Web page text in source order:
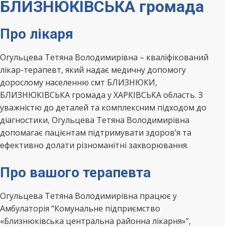
БЛИЗНЮКІВСЬКА громада
Про лікаря
Огульцева Тетяна Володимирівна – кваліфікований
лікар-терапевт, який надає медичну допомогу
дорослому населенню смт БЛИЗНЮКИ,
БЛИЗНЮКІВСЬКА громада у ХАРКІВСЬКА область. З
уважністю до деталей та комплексним підходом до
діагностики, Огульцева Тетяна Володимирівна
допомагає пацієнтам підтримувати здоров’я та
ефективно долати різноманітні захворювання.
Про вашого терапевта
Огульцева Тетяна Володимирівна працює у
Амбулаторія “Комунальне підприємство
«Близнюківська центральна районна лікарня»”,